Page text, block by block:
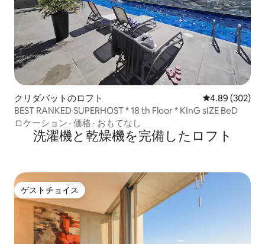
クリダバットのロフト レビュー302
4.89 (302)
BEST RANKED SUPERHOST * 18 th Floor * KInG sIZE BeD
ロケーション · 価格 · おもてなし
洗濯機と乾燥機を完備したロフト
ゲストチョイス
ゲストチョイス